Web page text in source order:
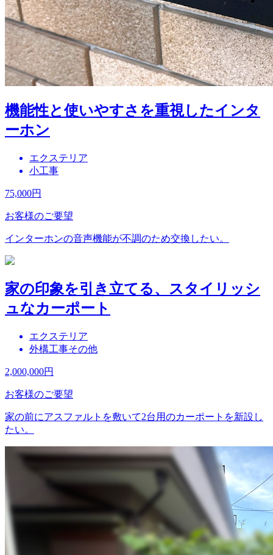
機能性と使いやすさを重視したインタ
ーホン
エクステリア
小工事
75,000円
お客様のご要望
インターホンの音声機能が不調のため交換したい。
家の印象を引き立てる、スタイリッシ
ュなカーポート
エクステリア
外構工事その他
2,000,000円
お客様のご要望
家の前にアスファルトを敷いて2台用のカーポートを新設し
たい。